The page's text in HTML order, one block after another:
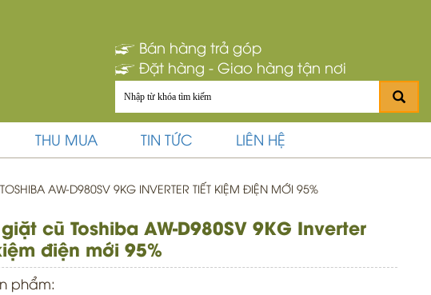
Bán hàng trả góp
Đặt hàng - Giao hàng tận nơi
THU MUA TIN TỨC LIÊN HỆ
AW-D980SV 9KG INVERTER TIẾT KIỆM ĐIỆN MỚI 95%
giặt cũ Toshiba AW-D980SV 9KG Inverter
điện mới 95%
phẩm: